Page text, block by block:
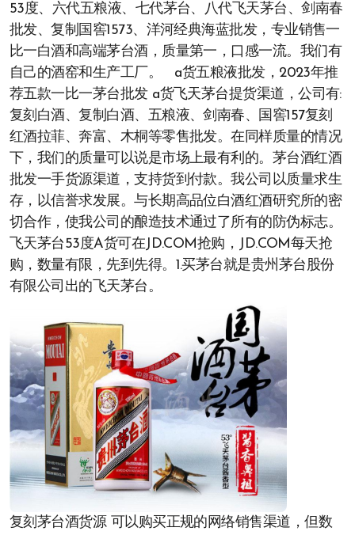
53度、六代五粮液、七代茅台、八代飞天茅台、剑南春
批发、复制国窖1573、洋河经典海蓝批发，专业销售一
比一白酒和高端茅台酒，质量第一，口感一流。我们有
自己的酒窑和生产工厂。 a货五粮液批发，2023年推
荐五款一比一茅台批发 a货飞天茅台提货渠道，公司有:
复刻白酒、复制白酒、五粮液、剑南春、国窖157复刻
红酒拉菲、奔富、木桐等零售批发。在同样质量的情况
下，我们的质量可以说是市场上最有利的。茅台酒红酒
批发一手货源渠道，支持货到付款。我公司以质量求生
存，以信誉求发展。与长期高品位白酒红酒研究所的密
切合作，使我公司的酿造技术通过了所有的防伪标志。
飞天茅台53度A货可在JD.COM抢购，JD.COM每天抢
购，数量有限，先到先得。1.买茅台就是贵州茅台股份
有限公司出的飞天茅台。
复刻茅台酒货源 可以购买正规的网络销售渠道，但数